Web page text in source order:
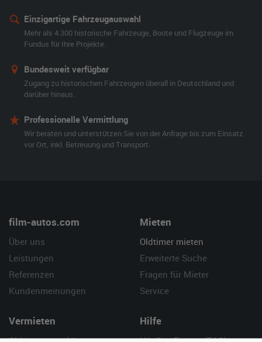
Einzigartige Fahrzeugauswahl
Mehr als 4.300 historische Fahrzeuge, Boote und Flugzeuge im
Fundus für Ihre Projekte.
Bundesweit verfügbar
Zugang zu historischen Fahrzeugen überall in Deutschland und
darüber hinaus.
Professionelle Vermittlung
Wir beraten und unterstützen Sie von der Anfrage bis zum Einsatz
vor Ort, inkl. Betreuung und Transport.
film-autos.com
Über uns
Leistungen
Referenzen
Kundenmeinungen
Mieten
Oldtimer mieten
Erweiterte Suche
Fragen für Mieter
Service
Vermieten Hilfe